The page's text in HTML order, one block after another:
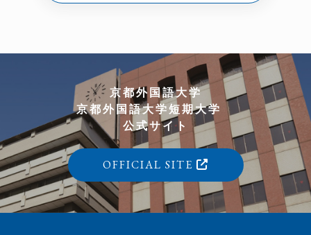
京都外国語大学
京都外国語大学短期大学
公式サイト
OFFICIAL SITE